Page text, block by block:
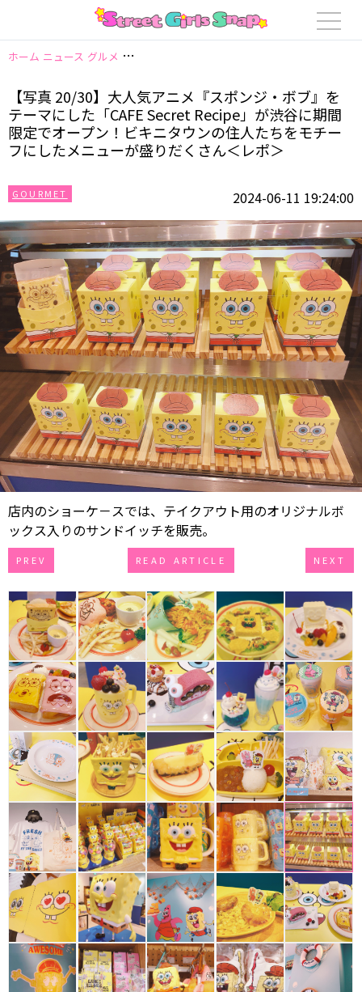
ホーム ニュース グルメ 【写真 20/30】大人気アニメ『スポンジ・ボブ』
【写真 20/30】大人気アニメ『スポンジ・ボブ』を
テーマにした「CAFE Secret Recipe」が渋谷に期間
限定でオープン！ビキニタウンの住人たちをモチー
フにしたメニューが盛りだくさん＜レポ＞
GOURMET 2024-06-11 19:24:00
店内のショーケ－スでは、テイクアウト用のオリジナルボ
ックス入りのサンドイッチを販売。
PREV READ ARTICLE NEXT